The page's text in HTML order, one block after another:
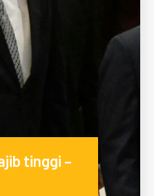
tinggi –